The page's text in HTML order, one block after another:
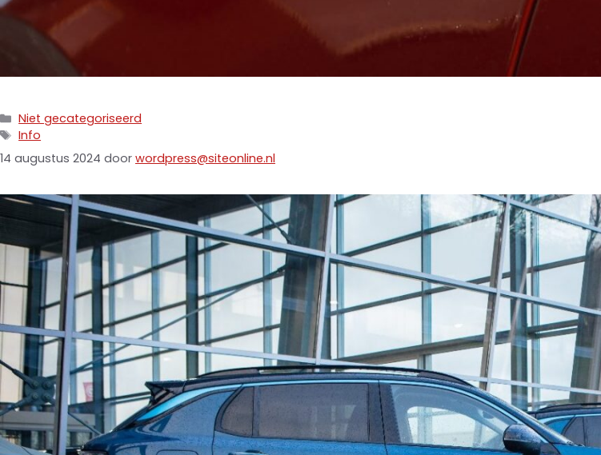
Niet gecategoriseerd
Info
14 augustus 2024 door wordpress@siteonline.nl